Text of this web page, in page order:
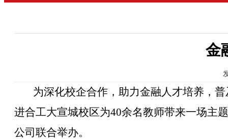
金
为深化校企合作，助力金融人才培养，
进合工大宣城校区为40余名教师带来一场主
公司联合举办。